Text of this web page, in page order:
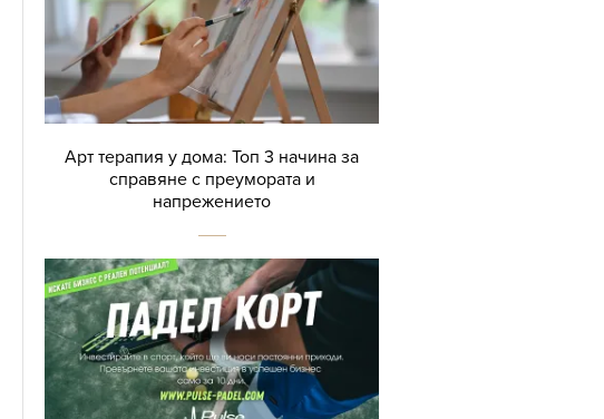
Арт терапия у дома: Топ 3 начина за
справяне с преумората и
напрежението